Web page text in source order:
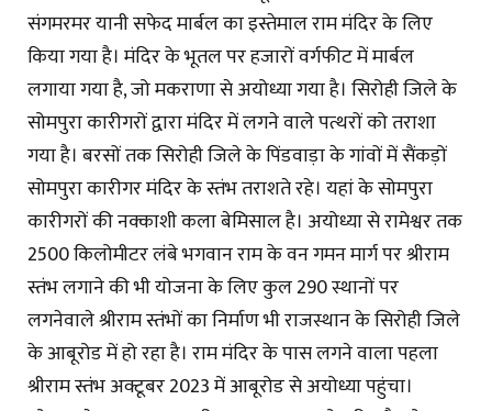
संगमरमर यानी सफेद मार्बल का इस्तेमाल राम मंदिर के लिए
किया गया है। मंदिर के भूतल पर हजारों वर्गफीट में मार्बल
लगाया गया है, जो मकराणा से अयोध्या गया है। सिरोही जिले के
सोमपुरा कारीगरों द्वारा मंदिर में लगने वाले पत्थरों को तराशा
गया है। बरसों तक सिरोही जिले के पिंडवाड़ा के गांवों में सैंकड़ों
सोमपुरा कारीगर मंदिर के स्तंभ तराशते रहे। यहां के सोमपुरा
कारीगरों की नक्काशी कला बेमिसाल है। अयोध्या से रामेश्वर तक
2500 किलोमीटर लंबे भगवान राम के वन गमन मार्ग पर श्रीराम
स्तंभ लगाने की भी योजना के लिए कुल 290 स्थानों पर
लगनेवाले श्रीराम स्तंभों का निर्माण भी राजस्थान के सिरोही जिले
के आबूरोड में हो रहा है। राम मंदिर के पास लगने वाला पहला
श्रीराम स्तंभ अक्टूबर 2023 में आबूरोड से अयोध्या पहुंचा।